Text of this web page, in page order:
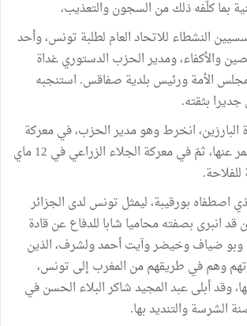
بما كلّفه ذلك من السجون والتعذيب،
النشطاء للاتحاد العام لطلبة تونس، وأحد
والأكفاء، ومدير الحزب الدستوري غداة
بمجلس الأمة ورئيس بلدية صفاقس. استنجبه
بثقته.
البارزين، انخرط وهو مدير الحزب، في معركة
بنزرت وجلاء المستعمر عنها، ثمّ في معركة الجلاء الزراعي في 12 ماي
اصطفاه بورقيبة، ليمثل تونس لدى الجزائر
قد انبرى بصفته محاميا شابا للدفاع عن قادة
وبو ضياف وخيضر وآيت أحمد ولشرف، الذين
وهم في طريقهم من المغرب إلى تونس،
وقد أبلى عبد المجيد شاكر البلاء الحسن في
الشرسة والتنديد بها.